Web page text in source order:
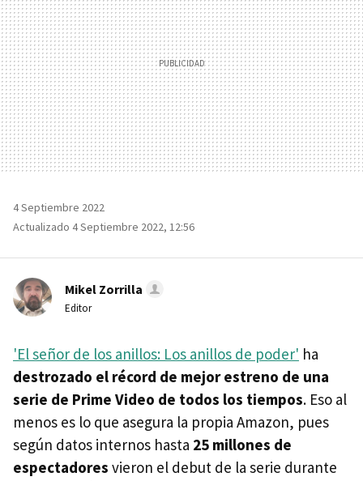
4 Septiembre 2022
Actualizado 4 Septiembre 2022, 12:56
Mikel Zorrilla
Editor
'El señor de los anillos: Los anillos de poder' ha
destrozado el récord de mejor estreno de una
serie de Prime Video de todos los tiempos. Eso al
menos es lo que asegura la propia Amazon, pues
según datos internos hasta 25 millones de
espectadores vieron el debut de la serie durante